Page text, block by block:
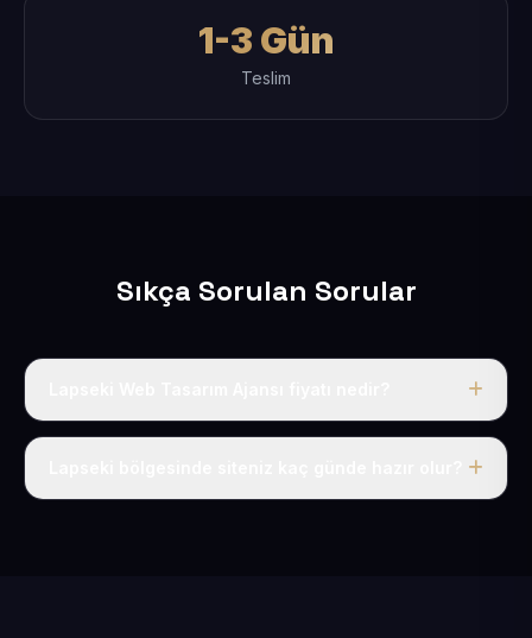
1-3 Gün
Teslim
Sıkça Sorulan Sorular
Tek fiyat uygulanır: yıllık 50 USD + KDV. Bu bedele alan